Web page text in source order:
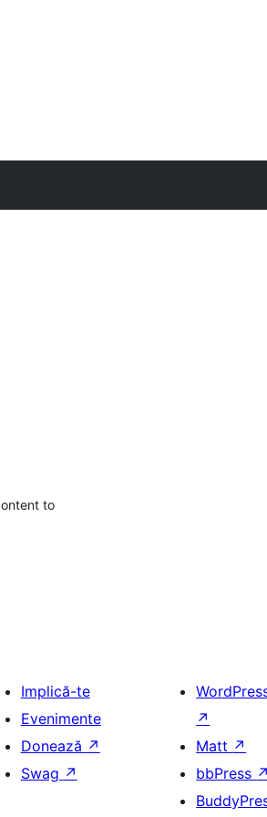
to
Implică-te
Evenimente
Donează ↗
Swag ↗
↗
Matt ↗
bbPress ↗